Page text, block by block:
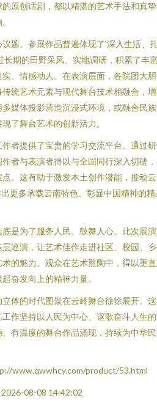
原创话剧，都以精湛的艺术手法和真
题。参展作品普遍体现了‘深入生活、
长期的田野采风、实地调研，积累了丰
、情感动人。在表演层面，各院团大
统艺术元素与现代舞台技术相融合，
媒体投影营造沉浸式环境，或融合民
了舞台艺术的创新活力。
者提供了宝贵的学习交流平台。通过
者与表演者得以与全国同行深入切磋
。这有助于激发本土创作潜能，推动
出更多承载云南特色、彰显中国精神的
是为了服务人民、鼓舞人心。此次展
巡演，让艺术佳作走进社区、校园、乡
的魅力。观众在艺术熏陶中，得以更
奋发向上的精神力量。
体的时代图景在云岭舞台徐徐展开。
作坚持以人民为中心、讴歌奋斗人生
有温度的舞台作品涌现，持续为中华
www.qwwhcy.com/product/53.html
08-08 14:42:02